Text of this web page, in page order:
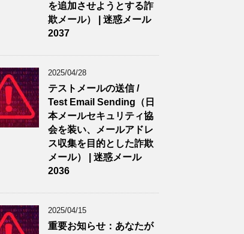
を追加させようとする詐
欺メール） | 迷惑メール
2037
2025/04/28
テストメールの送信 /
Test Email Sending（日
本メールセキュリティ協
会を装い、メールアドレ
ス収集を目的とした詐欺
メール） | 迷惑メール
2036
2025/04/15
重要お知らせ：あなたが